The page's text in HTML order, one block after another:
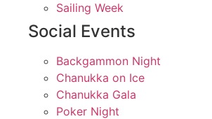
Sailing Week
Social Events
Backgammon Night
Chanukka on Ice
Chanukka Gala
Poker Night